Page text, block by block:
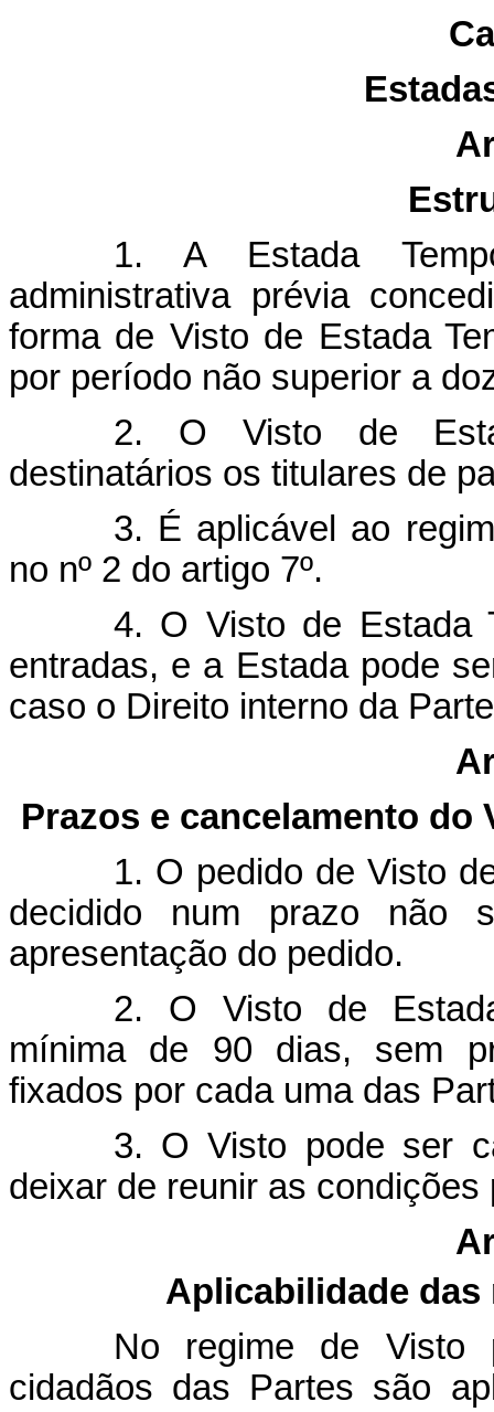
1. A Estada
administrativa prévia
forma de Visto de Estada
por período não superior a
2. O Visto de
destinatários os titulares de
3. É aplicável ao
no nº 2 do artigo 7º.
4. O Visto de Estada
entradas, e a Estada pode
caso o Direito interno da
Prazos e cancelamento do
1. O pedido de Visto
decidido num prazo não
apresentação do pedido.
2. O Visto de
mínima de 90 dias, sem
fixados por cada uma das
3. O Visto pode ser
deixar de reunir as
Aplicabilidade das
No regime de Visto
cidadãos das Partes são